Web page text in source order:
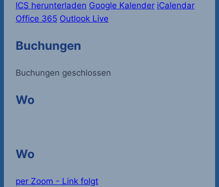
ICS herunterladen Google Kalender iCalendar
Office 365 Outlook Live
Buchungen
Buchungen geschlossen
Wo
Wo
per Zoom - Link folgt